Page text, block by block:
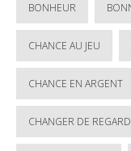
BONHEUR
CHANCE AU JEU
CHANCE EN ARGENT
CHANGER DE REGARD